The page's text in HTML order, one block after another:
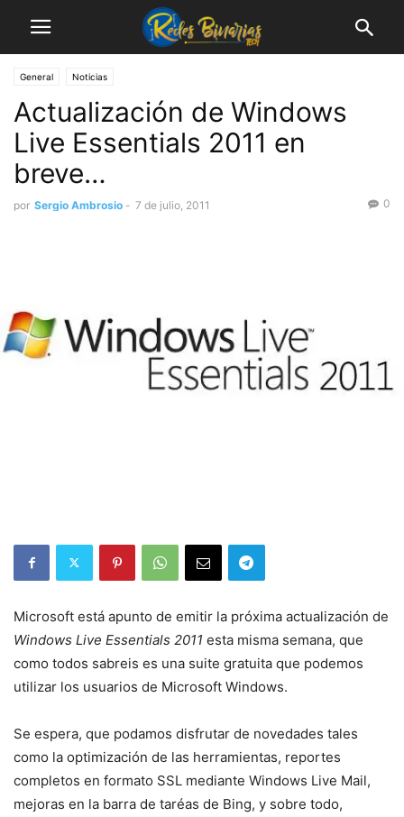
General Noticias
Actualización de Windows
Live Essentials 2011 en
breve…
por Sergio Ambrosio - 7 de julio, 2011 0
Microsoft está apunto de emitir la próxima actualización de
Windows Live Essentials 2011 esta misma semana, que
como todos sabreis es una suite gratuita que podemos
utilizar los usuarios de Microsoft Windows.
Se espera, que podamos disfrutar de novedades tales
como la optimización de las herramientas, reportes
completos en formato SSL mediante Windows Live Mail,
mejoras en la barra de taréas de Bing, y sobre todo,